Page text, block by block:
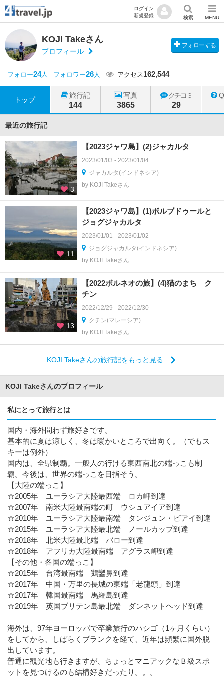
ログイン
新規登録
検索 MENU
KOJI Takeさん
プロフィール
フォローする
フォロー24人 フォロワー26人 アクセス162,544
トップ
旅行記
144
写真
3865
クチコミ
29
最近の旅行記
3
【2023ジャワ島】(2)ジャカルタ
2023/01/03 - 2023/01/04
ジャカルタ(インドネシア)
by KOJI Takeさん
11
【2023ジャワ島】(1)ボルブドゥールと
ジョグジャカルタ
2023/01/01 - 2023/01/02
ジョグジャカルタ(インドネシア)
by KOJI Takeさん
13
【2022ボルネオの旅】(4)猫のまち ク
チン
2022/12/29 - 2022/12/30
クチン(マレーシア)
by KOJI Takeさん
KOJI Takeさんの旅行記をもっと見る
KOJI Takeさんのプロフィール
私にとって旅行とは
国内・海外問わず旅好きです。
基本的に夏は涼しく、冬は暖かいところで出向く。（でもス
キーは例外）
国内は、全県制覇。一般人の行ける東西南北の端っこも制
覇。今後は、世界の端っこを目指そう。
【大陸の端っこ】
☆2005年 ユーラシア大陸最西端 ロカ岬到達
☆2007年 南米大陸最南端の町 ウシュアイア到達
☆2010年 ユーラシア大陸最南端 タンジュン・ピアイ到達
☆2015年 ユーラシア大陸最北端 ノールカップ到達
☆2018年 北米大陸最北端 バロー到達
☆2018年 アフリカ大陸最南端 アグラス岬到達
【その他・各国の端っこ】
☆2015年 台湾最南端 鵝鑾鼻到達
☆2017年 中国・万里の長城の東端「老龍頭」到達
☆2017年 韓国最南端 馬羅島到達
☆2019年 英国ブリテン島最北端 ダンネットヘッド到達
海外は、97年ヨーロッパで卒業旅行のハシゴ（1ヶ月くらい）
をしてから、しばらくブランクを経て、近年は頻繁に国外脱
出しています。
普通に観光地も行きますが、ちょっとマニアックなＢ級スポ
ットを見つけるのも結構好きだったり。。。